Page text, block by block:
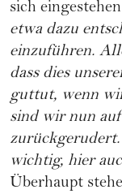
sich
etwa dazu
einzuführen.
dass dies
guttut, wenn
sind wir nun
wichtig, hier
Überhaupt